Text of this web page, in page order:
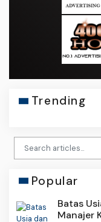
Trending
Popular
Batas
Manajer